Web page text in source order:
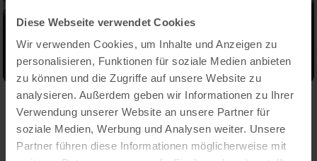
Diese Webseite verwendet Cookies
Wir verwenden Cookies, um Inhalte und Anzeigen zu
personalisieren, Funktionen für soziale Medien anbieten
zu können und die Zugriffe auf unsere Website zu
analysieren. Außerdem geben wir Informationen zu Ihrer
Verwendung unserer Website an unsere Partner für
soziale Medien, Werbung und Analysen weiter. Unsere
Partner führen diese Informationen möglicherweise mit
Kontakt